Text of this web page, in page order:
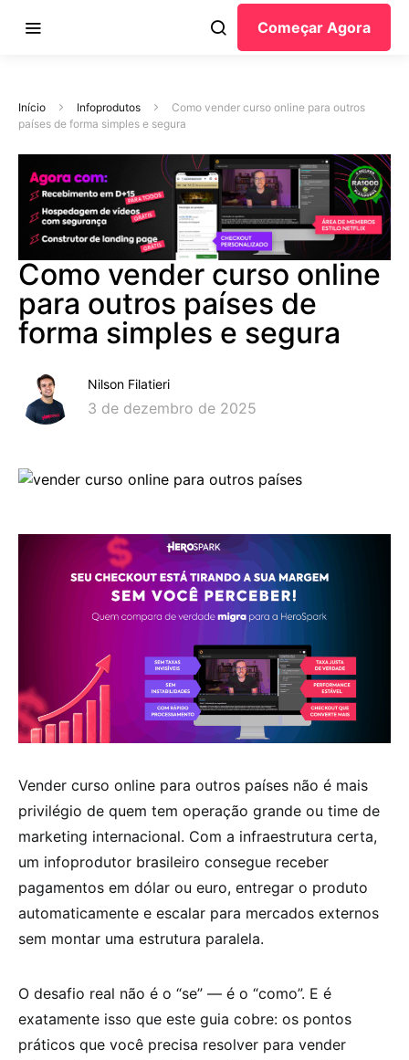
Começar Agora
Início Infoprodutos
Como vender curso online para outros
países de forma simples e segura
Como vender curso online
para outros países de
forma simples e segura
Nilson Filatieri
3 de dezembro de 2025
Vender curso online para outros países não é mais
privilégio de quem tem operação grande ou time de
marketing internacional. Com a infraestrutura certa,
um infoprodutor brasileiro consegue receber
pagamentos em dólar ou euro, entregar o produto
automaticamente e escalar para mercados externos
sem montar uma estrutura paralela.
O desafio real não é o “se” — é o “como”. E é
exatamente isso que este guia cobre: os pontos
práticos que você precisa resolver para vender